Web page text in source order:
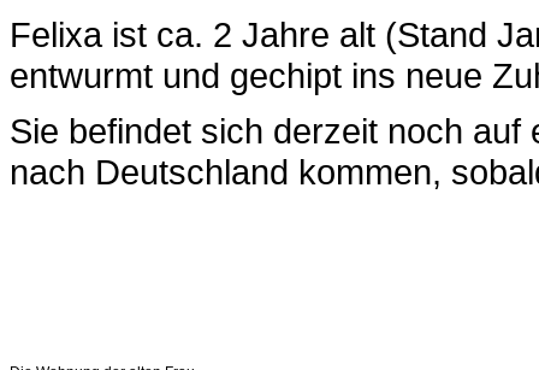
Felixa ist ca. 2 Jahre alt (Stand
entwurmt und gechipt ins neue
Sie befindet sich derzeit noch
nach Deutschland kommen,